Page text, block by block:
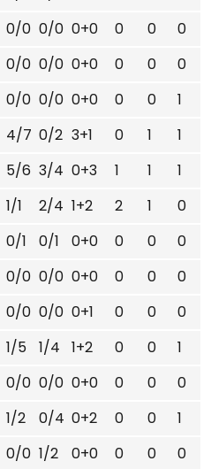
0/0 0/0 0+0 0 0 0
0/0 0/0 0+0 0 0 0
0/0 0/0 0+0 0 0 1
4/7 0/2 3+1 0 1 1
5/6 3/4 0+3 1 1 1
1/1 2/4 1+2 2 1 0
0/1 0/1 0+0 0 0 0
0/0 0/0 0+0 0 0 0
0/0 0/0 0+1 0 0 0
1/5 1/4 1+2 0 0 1
0/0 0/0 0+0 0 0 0
1/2 0/4 0+2 0 0 1
0/0 1/2 0+0 0 0 0